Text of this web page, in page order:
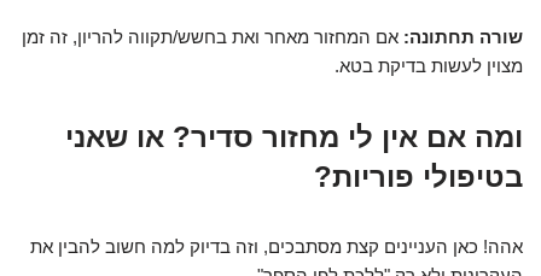
שורה תחתונה: אם המחזור מאחר ואת בחשש/תקווה להריון, זה זמן
מצוין לעשות בדיקת בטא.
ומה אם אין לי מחזור סדיר? או שאני
בטיפולי פוריות?
אהה! כאן העניינים קצת מסתבכים, וזה בדיוק למה חשוב להבין את